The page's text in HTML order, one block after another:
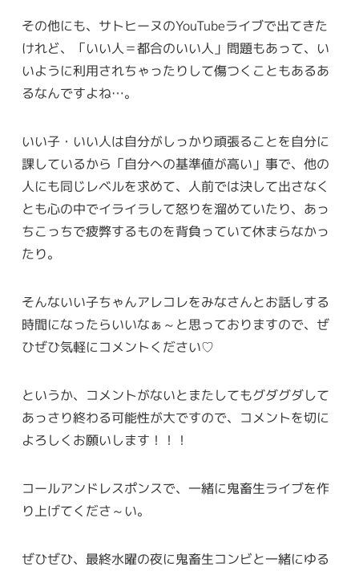
その他にも、サトヒーヌのYouTubeライブで出てきた
けれど、「いい人＝都合のいい人」問題もあって、い
いように利用されちゃったりして傷つくこともあるあ
るなんですよね…。
いい子・いい人は自分がしっかり頑張ることを自分に
課しているから「自分への基準値が高い」事で、他の
人にも同じレベルを求めて、人前では決して出さなく
とも心の中でイライラして怒りを溜めていたり、あっ
ちこっちで疲弊するものを背負っていて休まらなかっ
たり。
そんないい子ちゃんアレコレをみなさんとお話しする
時間になったらいいなぁ～と思っておりますので、ぜ
ひぜひ気軽にコメントください♡
というか、コメントがないとまたしてもグダグダして
あっさり終わる可能性が大ですので、コメントを切に
よろしくお願いします！！！
コールアンドレスポンスで、一緒に鬼畜生ライブを作
り上げてくださ～い。
ぜひぜひ、最終水曜の夜に鬼畜生コンビと一緒にゆる